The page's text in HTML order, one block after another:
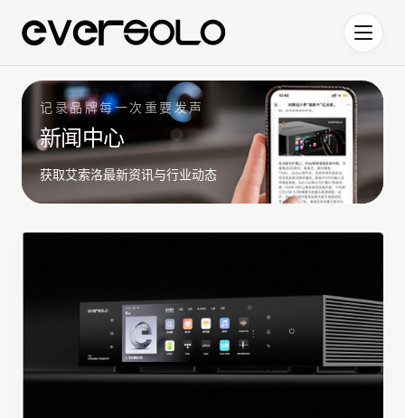
记录品牌每一次重要发声
新闻中心
获取艾索洛最新资讯与行业动态